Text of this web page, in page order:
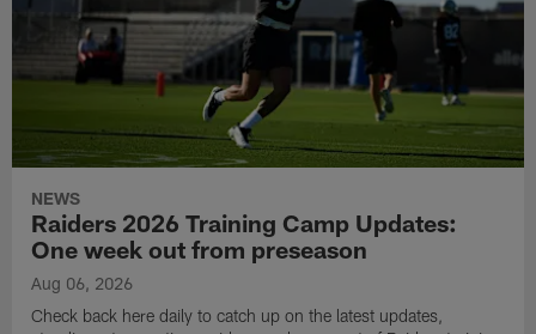
NEWS
Raiders 2026 Training Camp Updates:
One week out from preseason
Aug 06, 2026
Check back here daily to catch up on the latest updates,